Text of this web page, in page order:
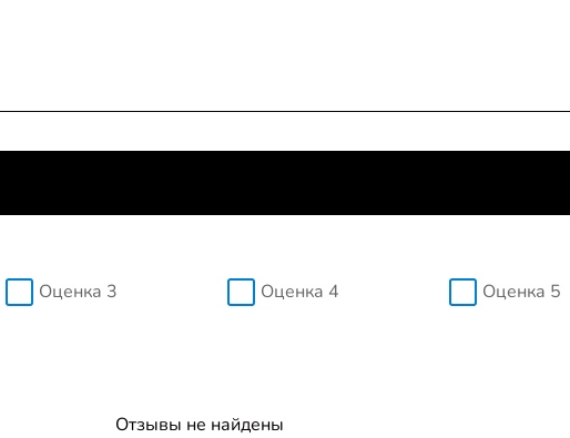
Оценка 3 Оценка 4 Оценка 5
Отзывы не найдены